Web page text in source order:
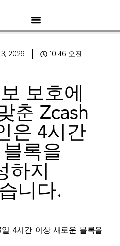
2026 10:46 오전
보호에
춘 Zcash
은 4시간
록을
하지
니다.
4시간 이상 새로운 블록을